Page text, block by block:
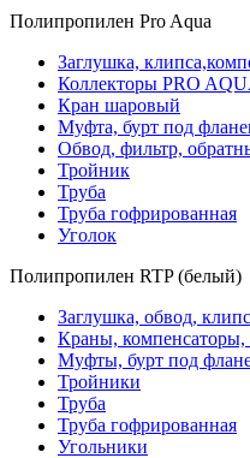
Полипропилен Pro Aqua
Заглушка,
Коллекторы PRO
Кран шаровый
Муфта, бурт под
Обвод, фильтр,
Тройник
Труба
Труба гофрированная
Уголок
Полипропилен RTP (белый)
Заглушка, обвод,
Краны,
Муфты, бурт под
Тройники
Труба
Труба гофрированная
Угольники